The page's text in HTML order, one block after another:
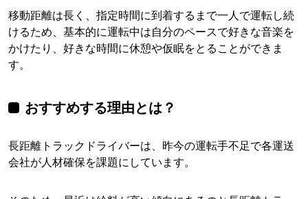
移動距離は長く、指定時間に到着するまで一人で運転し続
けるため、基本的に運転中は自分のペースで好きな音楽を
かけたり、好きな時間に休憩や仮眠をとることができま
す。
おすすめする理由とは？
長距離トラックドライバーは、昨今の運転手不足で各運送
会社が人材確保を課題にしています。